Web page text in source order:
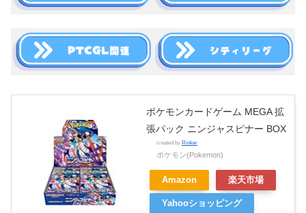
ポケモンカードゲーム MEGA 拡
張パック ニンジャスピナー BOX
created by Rinker
ポケモン(Pokemon)
Amazon 楽天市場
Yahooショッピング